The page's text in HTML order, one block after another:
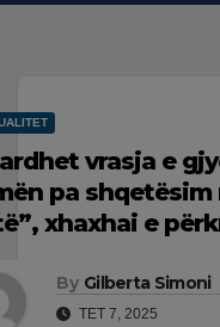
vrasja e
pa
xhaxhai e
By Gilberta Simoni
TET 7, 2025